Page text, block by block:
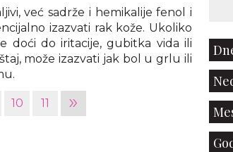
već sadrže i hemikalije fenol i
izazvati rak kože. Ukoliko
doći do iritacije, gubitka vida ili
može izazvati jak bol u grlu ili
10 11 »